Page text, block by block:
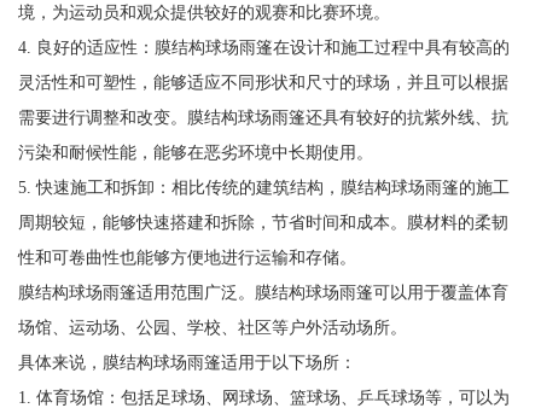
境，为运动员和观众提供较好的观赛和比赛环境。
4. 良好的适应性：膜结构球场雨篷在设计和施工过程中具有较高的
灵活性和可塑性，能够适应不同形状和尺寸的球场，并且可以根据
需要进行调整和改变。膜结构球场雨篷还具有较好的抗紫外线、抗
污染和耐候性能，能够在恶劣环境中长期使用。
5. 快速施工和拆卸：相比传统的建筑结构，膜结构球场雨篷的施工
周期较短，能够快速搭建和拆除，节省时间和成本。膜材料的柔韧
性和可卷曲性也能够方便地进行运输和存储。
膜结构球场雨篷适用范围广泛。膜结构球场雨篷可以用于覆盖体育
场馆、运动场、公园、学校、社区等户外活动场所。
具体来说，膜结构球场雨篷适用于以下场所：
1. 体育场馆：包括足球场、网球场、篮球场、乒乓球场等，可以为